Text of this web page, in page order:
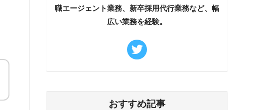
職エージェント業務、新卒採用代行業務など、幅
広い業務を経験。
おすすめ記事